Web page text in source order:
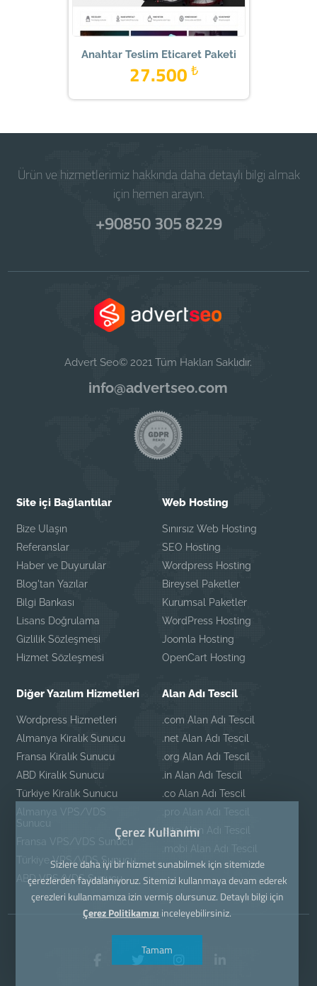
Anahtar Teslim Eticaret Paketi
₺
27.500
Ürün ve hizmetlerimiz hakkında daha detaylı bilgi almak
için hemen arayın.
+90850 305 8229
Advert Seo© 2021 Tüm Hakları Saklıdır.
info@advertseo.com
Site içi Bağlantılar
Bize Ulaşın
Referanslar
Haber ve Duyurular
Blog'tan Yazılar
Bilgi Bankası
Lisans Doğrulama
Gizlilik Sözleşmesi
Hizmet Sözleşmesi
Web Hosting
Sınırsız Web Hosting
SEO Hosting
Wordpress Hosting
Bireysel Paketler
Kurumsal Paketler
WordPress Hosting
Joomla Hosting
OpenCart Hosting
Diğer Yazılım Hizmetleri
Wordpress Hizmetleri
Almanya Kiralık Sunucu
Fransa Kiralık Sunucu
ABD Kiralık Sunucu
Türkiye Kiralık Sunucu
Almanya VPS/VDS
Sunucu
Fransa VPS/VDS Sunucu
Türkiye VPS/VDS Sunucu
ABD VPS/VDS Sunucu
Alan Adı Tescil
.com Alan Adı Tescil
.net Alan Adı Tescil
.org Alan Adı Tescil
.in Alan Adı Tescil
.co Alan Adı Tescil
.pro Alan Adı Tescil
.site Alan Adı Tescil
.mobi Alan Adı Tescil
Çerez Kullanımı
Sizlere daha iyi bir hizmet sunabilmek için sitemizde
çerezlerden faydalanıyoruz. Sitemizi kullanmaya devam ederek
çerezleri kullanmamıza izin vermiş olursunuz. Detaylı bilgi için
Çerez Politikamızı inceleyebilirsiniz.
Tamam